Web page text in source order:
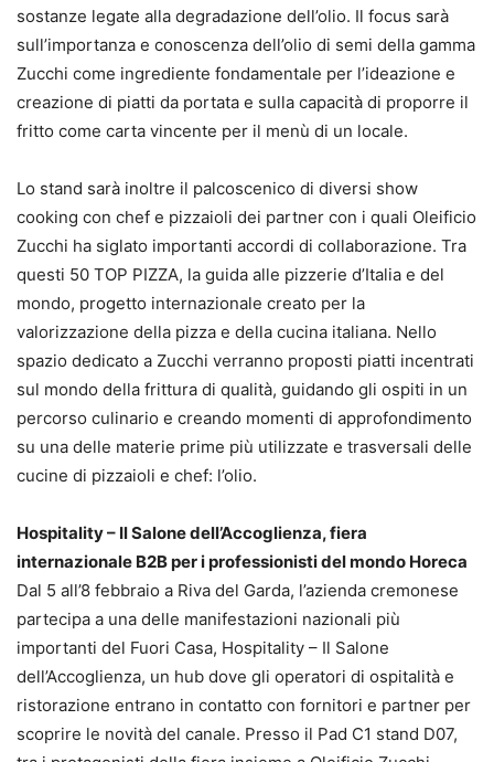
sostanze legate alla degradazione dell’olio. Il focus sarà
sull’importanza e conoscenza dell’olio di semi della gamma
Zucchi come ingrediente fondamentale per l’ideazione e
creazione di piatti da portata e sulla capacità di proporre il
fritto come carta vincente per il menù di un locale.
Lo stand sarà inoltre il palcoscenico di diversi show
cooking con chef e pizzaioli dei partner con i quali Oleificio
Zucchi ha siglato importanti accordi di collaborazione. Tra
questi 50 TOP PIZZA, la guida alle pizzerie d’Italia e del
mondo, progetto internazionale creato per la
valorizzazione della pizza e della cucina italiana. Nello
spazio dedicato a Zucchi verranno proposti piatti incentrati
sul mondo della frittura di qualità, guidando gli ospiti in un
percorso culinario e creando momenti di approfondimento
su una delle materie prime più utilizzate e trasversali delle
cucine di pizzaioli e chef: l’olio.
Hospitality – Il Salone dell’Accoglienza, fiera
internazionale B2B per i professionisti del mondo Horeca
Dal 5 all’8 febbraio a Riva del Garda, l’azienda cremonese
partecipa a una delle manifestazioni nazionali più
importanti del Fuori Casa, Hospitality – Il Salone
dell’Accoglienza, un hub dove gli operatori di ospitalità e
ristorazione entrano in contatto con fornitori e partner per
scoprire le novità del canale. Presso il Pad C1 stand D07,